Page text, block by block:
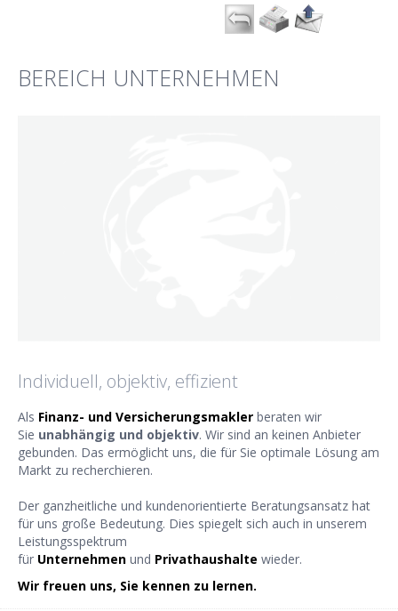
BEREICH UNTERNEHMEN
Individuell, objektiv, effizient
Als Finanz- und Versicherungsmakler beraten wir
Sie unabhängig und objektiv. Wir sind an keinen Anbieter
gebunden. Das ermöglicht uns, die für Sie optimale Lösung am
Markt zu recherchieren.
Der ganzheitliche und kundenorientierte Beratungsansatz hat
für uns große Bedeutung. Dies spiegelt sich auch in unserem
Leistungsspektrum
für Unternehmen und Privathaushalte wieder.
Wir freuen uns, Sie kennen zu lernen.